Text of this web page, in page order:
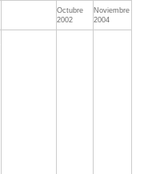
Octubre
2002
Noviembre
2004